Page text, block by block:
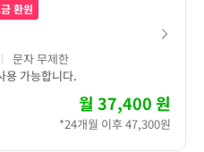
환원
문자 무제한
용 가능합니다.
월 37,400 원
*24개월 이후 47,300원